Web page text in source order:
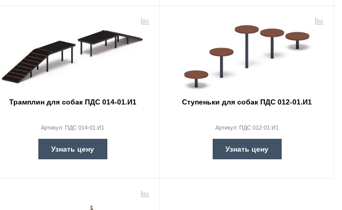
Трамплин для собак ПДС 014-01.И1
Артикул: ПДС 014-01.И1
Узнать цену
Ступеньки для собак ПДС 012-01.И1
Артикул: ПДС 012-01.И1
Узнать цену